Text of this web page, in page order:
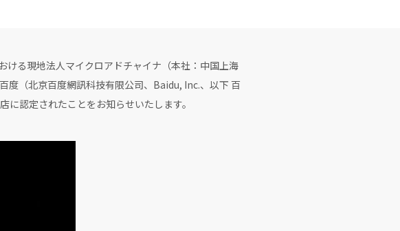
ける現地法人マイクロアドチャイナ（本社：中国上海
（北京百度網訊科技有限公司、Baidu, Inc.、以下 百
認定されたことをお知らせいたします。